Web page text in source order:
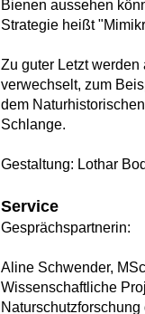
Bienen aussehen
Strategie heißt
Zu guter Letzt
verwechselt, zum
dem
Schlange.
Gestaltung: Lothar
Service
Gesprächspartnerin:
Aline Schwender,
Wissenschaftliche